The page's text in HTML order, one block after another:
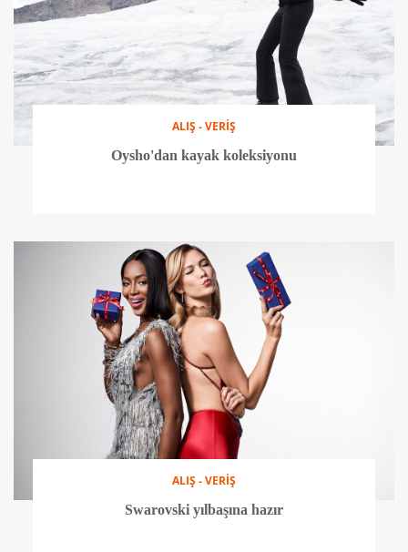
ALIŞ - VERİŞ
Oysho'dan kayak koleksiyonu
ALIŞ - VERİŞ
Swarovski yılbaşına hazır